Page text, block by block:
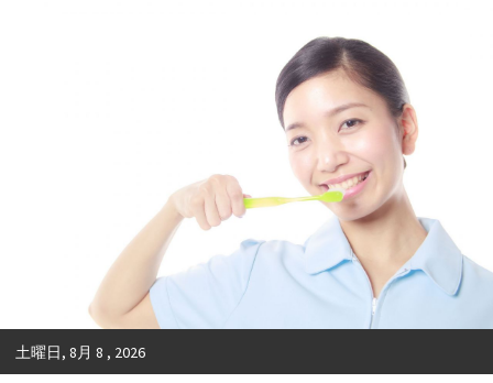
土曜日, 8月 8 , 2026